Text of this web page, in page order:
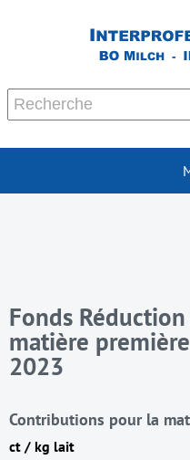
Fonds
matière
2023
Contributions pour la
ct / kg lait